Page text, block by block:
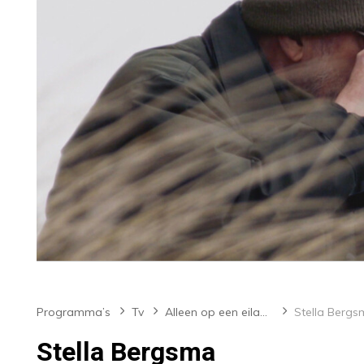
Programma’s Tv Alleen op een eiland met Hans Dorrestijn Stella
Stella Bergsma